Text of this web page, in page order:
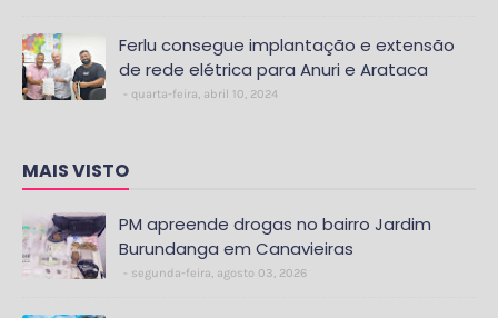
Ferlu consegue implantação e extensão
de rede elétrica para Anuri e Arataca
quarta-feira, abril 10, 2024
MAIS VISTO
PM apreende drogas no bairro Jardim
Burundanga em Canavieiras
segunda-feira, agosto 03, 2026